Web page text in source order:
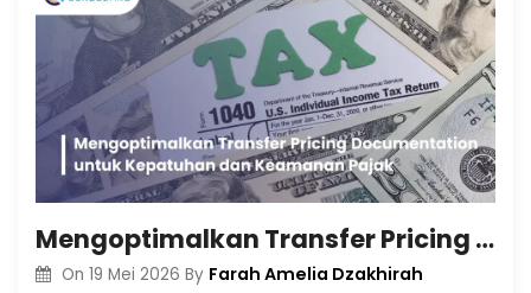
Mengoptimalkan Transfer Pricing Documentation untuk Kepatuhan dan Keamanan Pajak
On 19 Mei 2026 By Farah Amelia Dzakhirah